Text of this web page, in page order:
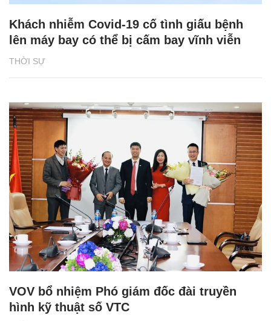
THỜI SỰ
Khách nhiễm Covid-19 cố tình giấu bệnh
lên máy bay có thể bị cấm bay vĩnh viễn
VOV bổ nhiệm Phó giám đốc đài truyền
hình kỹ thuật số VTC